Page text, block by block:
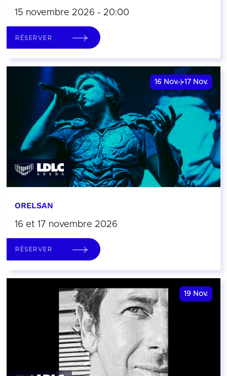
15 novembre 2026 - 20:00
RÉSERVER
16 Nov. 17 Nov.
ORELSAN
16 et 17 novembre 2026
RÉSERVER
19 Nov.